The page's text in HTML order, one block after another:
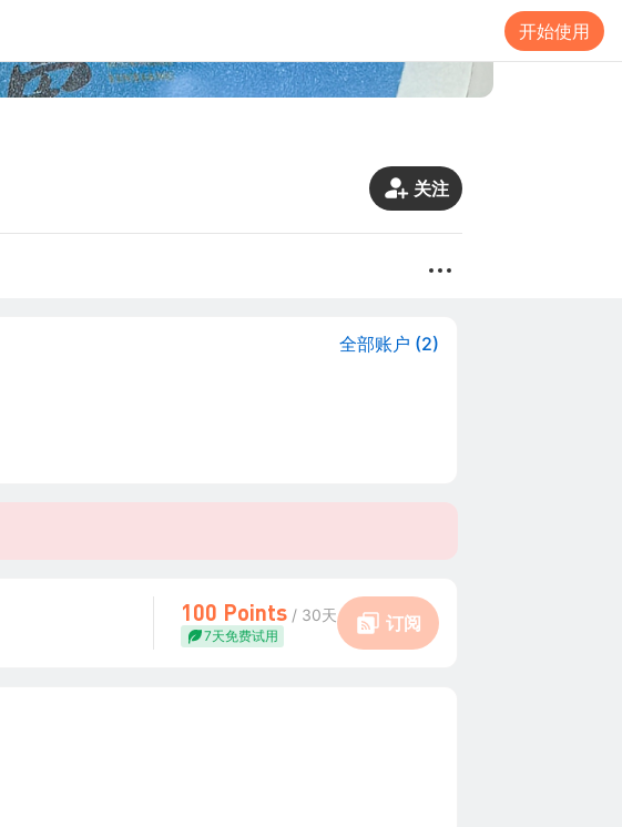
开始使用
关注
全部账户 (2)
100 Points / 30天
7天免费试用
订阅